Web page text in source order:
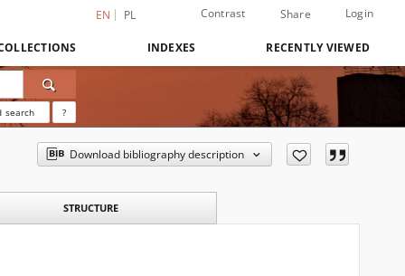
EN PL Contrast Share Login
INDEXES RECENTLY VIEWED
search ?
Download bibliography description
STRUCTURE